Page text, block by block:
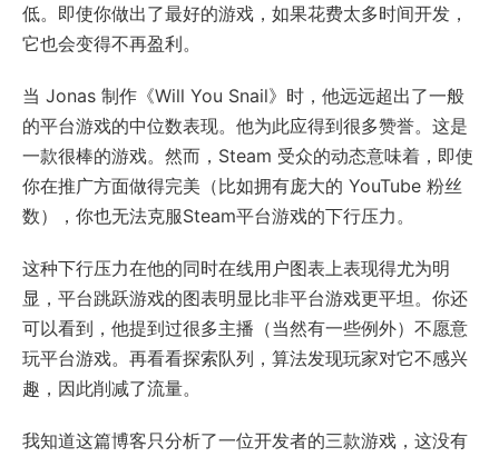
低。即使你做出了最好的游戏，如果花费太多时间开发，
它也会变得不再盈利。
当 Jonas 制作《Will You Snail》时，他远远超出了一般
的平台游戏的中位数表现。他为此应得到很多赞誉。这是
一款很棒的游戏。然而，Steam 受众的动态意味着，即使
你在推广方面做得完美（比如拥有庞大的 YouTube 粉丝
数），你也无法克服Steam平台游戏的下行压力。
这种下行压力在他的同时在线用户图表上表现得尤为明
显，平台跳跃游戏的图表明显比非平台游戏更平坦。你还
可以看到，他提到过很多主播（当然有一些例外）不愿意
玩平台游戏。再看看探索队列，算法发现玩家对它不感兴
趣，因此削减了流量。
我知道这篇博客只分析了一位开发者的三款游戏，这没有